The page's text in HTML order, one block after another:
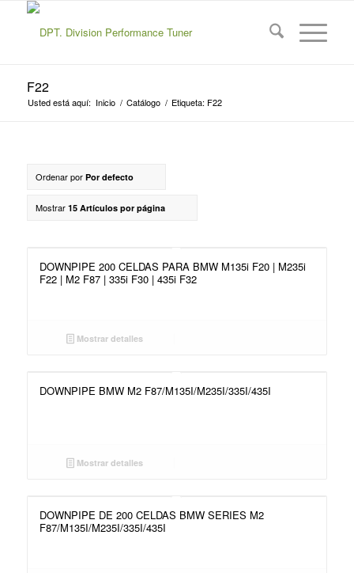
F22
Usted está aquí: Inicio / Catálogo / Etiqueta: F22
Ordenar por Por defecto
Mostrar 15 Artículos por página
DOWNPIPE 200 CELDAS PARA BMW M135i F20 | M235i
F22 | M2 F87 | 335i F30 | 435i F32
Mostrar detalles
DOWNPIPE BMW M2 F87/M135I/M235I/335I/435I
Mostrar detalles
DOWNPIPE DE 200 CELDAS BMW SERIES M2
F87/M135I/M235I/335I/435I